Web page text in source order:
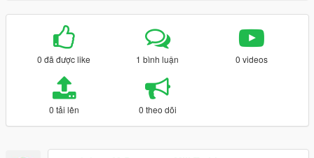
0 đã được like 1 bình luận 0 videos
0 tải lên 0 theo dõi